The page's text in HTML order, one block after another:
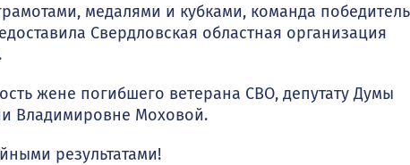
медалями и кубками, команда победитель
Свердловская областная организация
жене погибшего ветерана СВО, депутату Думы
Владимировне Моховой.
результатами!